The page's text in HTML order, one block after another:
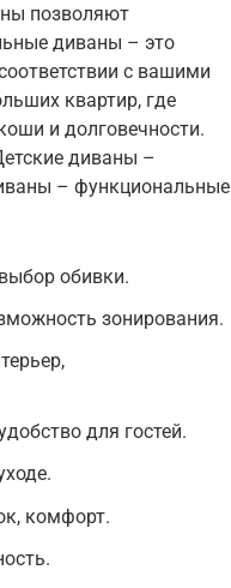
позволяют
диваны – это
с вашими
квартир, где
и долговечности.
диваны –
– функциональные
обивки.
зонирования.
для гостей.
комфорт.